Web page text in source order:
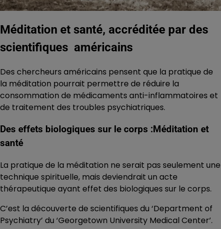
Méditation et santé, accréditée par des
scientifiques américains
Des chercheurs américains pensent que la pratique de
la méditation pourrait permettre de réduire la
consommation de médicaments anti-inflammatoires et
de traitement des troubles psychiatriques.
Des effets biologiques sur le corps :Méditation et
santé
La pratique de la méditation ne serait pas seulement une
technique spirituelle, mais deviendrait un acte
thérapeutique ayant effet des biologiques sur le corps.
C’est la découverte de scientifiques du ‘Department of
Psychiatry’ du ‘Georgetown University Medical Center’.